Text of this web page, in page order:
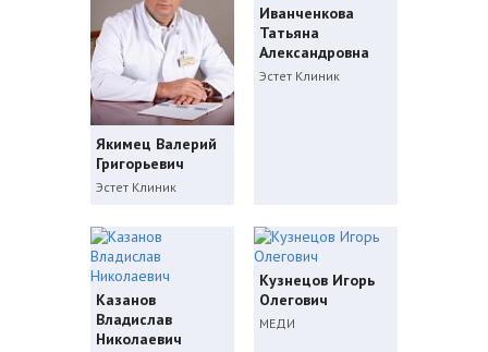
Якимец Валерий
Григорьевич
Эстет Клиник
Иванченкова
Татьяна
Александровна
Эстет Клиник
Казанов
Владислав
Николаевич
Кузнецов Игорь
Олегович
МЕДИ